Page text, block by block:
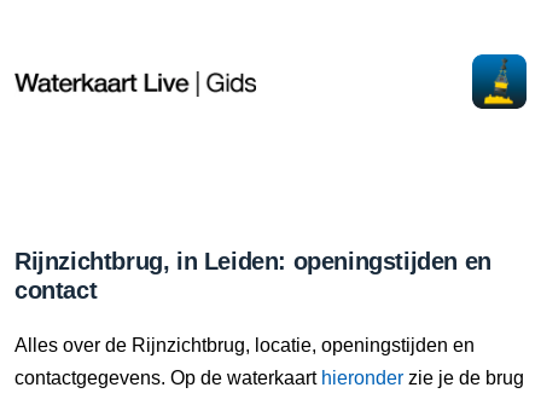
Rijnzichtbrug, in Leiden: openingstijden en
contact
Alles over de Rijnzichtbrug, locatie, openingstijden en
contactgegevens. Op de waterkaart hieronder zie je de brug